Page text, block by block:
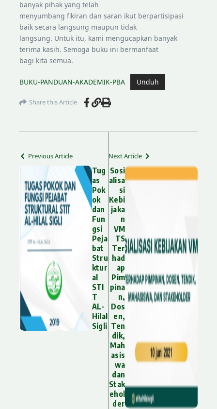
Lewati ke konten
banyak pihak yang telah
menyumbang fikiran dan saran ikut berpartisipasi
baik secara langsung maupun tidak
langsung. Untuk itu, kami mengucapkan banyak
terima kasih. Semoga buku ini bermanfaat
bagi kita semua.
BUKU-PANDUAN-AKADEMIK-PBA Unduh
Share this Article
Previous Article
Tug
as
Pok
ok
dan
Fun
gsi
Peja
bat
Stru
ktur
al
STI
T
AL-
Hilal
Sigli
Next Article
Sosi
alisa
si
Kebi
jaka
n
VM
TS
Ter
had
ap
Pim
pina
n,
Dos
en,
Ten
dik,
Mah
asis
wa
dan
Stak
ehol
der